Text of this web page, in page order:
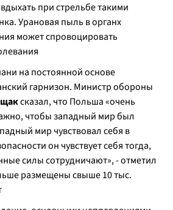
при стрельбе такими
Урановая пыль в органх
может спровоцировать
на постоянной основе
гарнизон. Министр обороны
сказал, что Польша «очень
чтобы западный мир был
мир чувствовал себя в
он чувствует себя тогда,
силы сотрудничают», - отметил
размещены свыше 10 тыс.